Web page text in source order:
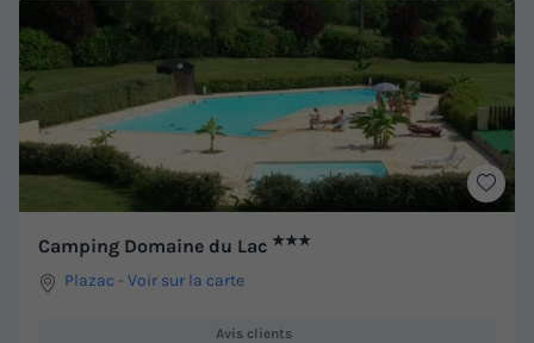
Camping Domaine du Lac ★★★
Plazac -Voir sur la carte
Avis clients